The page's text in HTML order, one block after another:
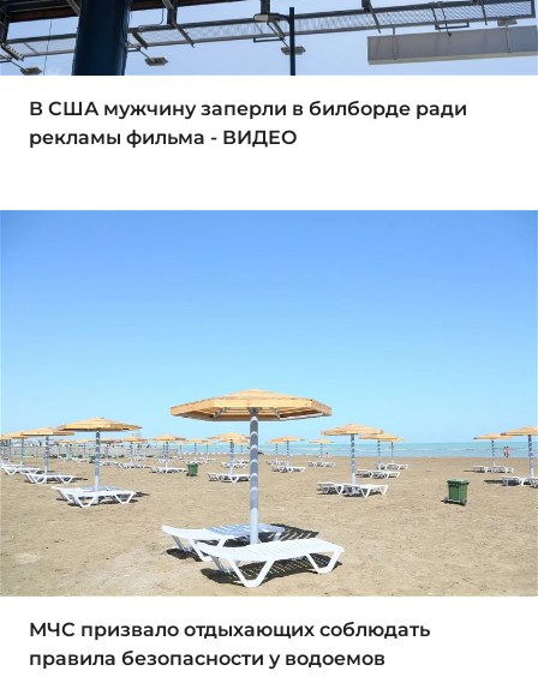
В США мужчину заперли в билборде ради
рекламы фильма - ВИДЕО
МЧС призвало отдыхающих соблюдать
правила безопасности у водоемов